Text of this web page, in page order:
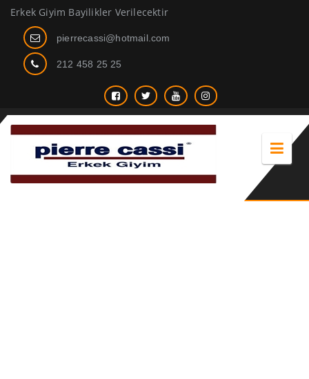
Erkek Giyim Bayilikler Verilecektir
pierrecassi@hotmail.com
212 458 25 25